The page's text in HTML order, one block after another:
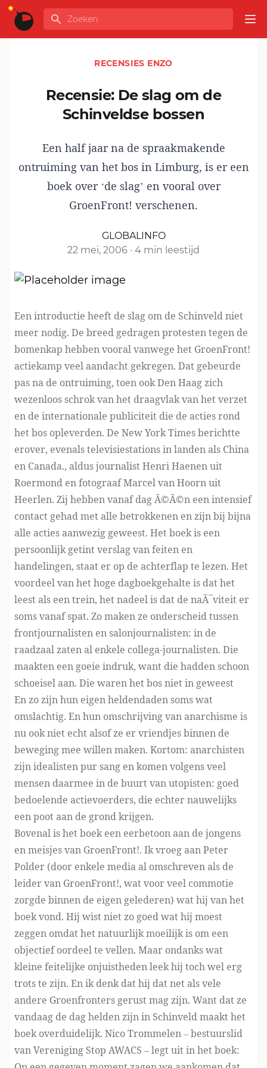
Ga naar de inhoud
GLOBALINFO
Zoeken
RECENSIES ENZO
Recensie: De slag om de
Schinveldse bossen
Een half jaar na de spraakmakende
ontruiming van het bos in Limburg, is er een
boek over ‘de slag’ en vooral over
GroenFront! verschenen.
GLOBALINFO
22 mei, 2006 · 4 min leestijd
Een introductie heeft de slag om de Schinveld niet
meer nodig. De breed gedragen protesten tegen de
bomenkap hebben vooral vanwege het GroenFront!
actiekamp veel aandacht gekregen. Dat gebeurde
pas na de ontruiming, toen ook Den Haag zich
wezenloos schrok van het draagvlak van het verzet
en de internationale publiciteit die de acties rond
het bos opleverden. De New York Times berichtte
erover, evenals televisiestations in landen als China
en Canada., aldus journalist Henri Haenen uit
Roermond en fotograaf Marcel van Hoorn uit
Heerlen. Zij hebben vanaf dag Ã©Ã©n een intensief
contact gehad met alle betrokkenen en zijn bij bijna
alle acties aanwezig geweest. Het boek is een
persoonlijk getint verslag van feiten en
handelingen, staat er op de achterflap te lezen. Het
voordeel van het hoge dagboekgehalte is dat het
leest als een trein, het nadeel is dat de naÃ¯viteit er
soms vanaf spat. Zo maken ze onderscheid tussen
frontjournalisten en salonjournalisten: in de
raadzaal zaten al enkele collega-journalisten. Die
maakten een goeie indruk, want die hadden schoon
schoeisel aan. Die waren het bos niet in geweest
En zo zijn hun eigen heldendaden soms wat
omslachtig. En hun omschrijving van anarchisme is
nu ook niet echt alsof ze er vriendjes binnen de
beweging mee willen maken. Kortom: anarchisten
zijn idealisten pur sang en komen volgens veel
mensen daarmee in de buurt van utopisten: goed
bedoelende actievoerders, die echter nauwelijks
een poot aan de grond krijgen.
Bovenal is het boek een eerbetoon aan de jongens
en meisjes van GroenFront!. Ik vroeg aan Peter
Polder (door enkele media al omschreven als de
leider van GroenFront!, wat voor veel commotie
zorgde binnen de eigen gelederen) wat hij van het
boek vond. Hij wist niet zo goed wat hij moest
zeggen omdat het natuurlijk moeilijk is om een
objectief oordeel te vellen. Maar ondanks wat
kleine feitelijke onjuistheden leek hij toch wel erg
trots te zijn. En ik denk dat hij dat net als vele
andere Groenfronters gerust mag zijn. Want dat ze
vandaag de dag helden zijn in Schinveld maakt het
boek overduidelijk. Nico Trommelen – bestuurslid
van Vereniging Stop AWACS – legt uit in het boek: